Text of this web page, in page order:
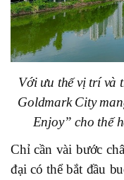
Với ưu thế vị trí và
Goldmark City
Enjoy” cho thế
Chỉ cần vài bước
đại có thể bắt đầu